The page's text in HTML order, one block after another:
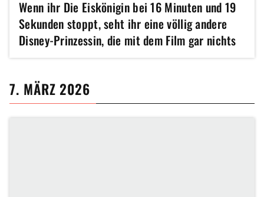
Wenn ihr Die Eiskönigin bei 16 Minuten und 19
Sekunden stoppt, seht ihr eine völlig andere
Disney-Prinzessin, die mit dem Film gar nichts
zu tun hat
7. MÄRZ 2026